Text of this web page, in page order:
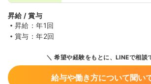
昇給 / 賞与
昇給：年1回
賞与：年2回
希望や経験をもとに、LINEで相談
給与や働き方について聞い